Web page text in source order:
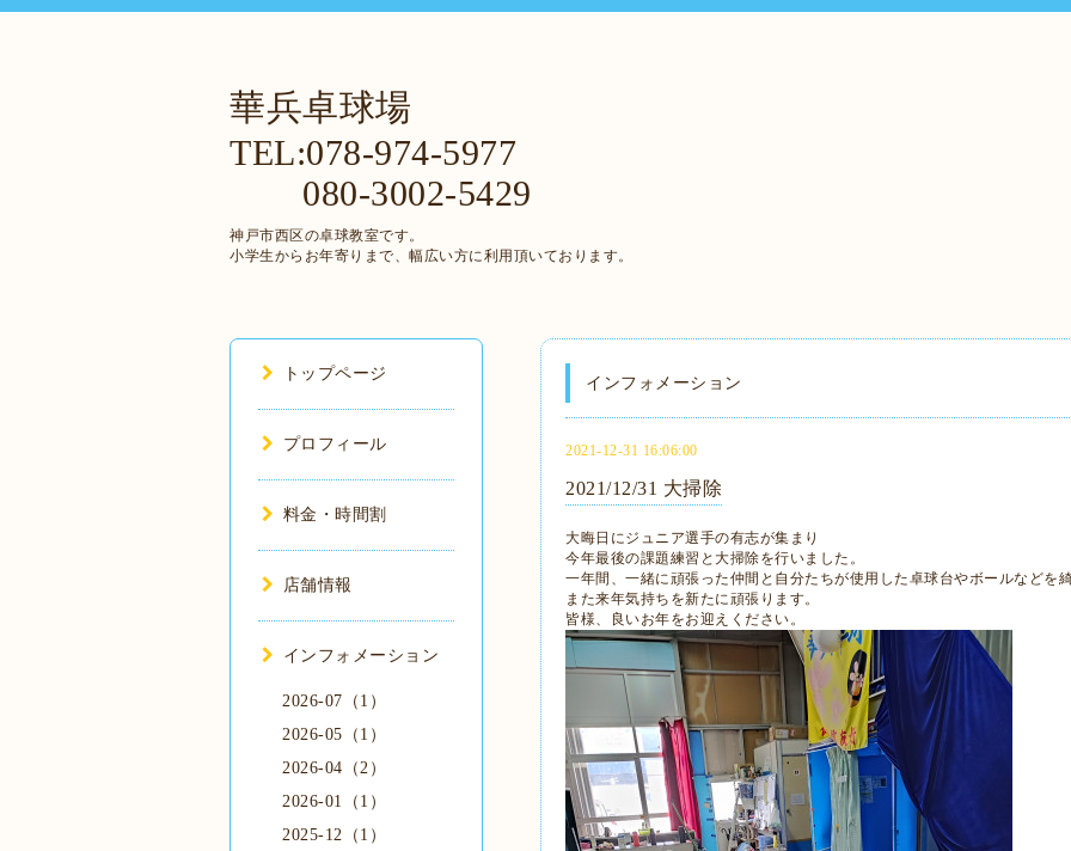
華兵卓球場
TEL:078-974-5977
080-3002-5429
神戸市西区の卓球教室です。
小学生からお年寄りまで、幅広い方に利用頂いております。
インフォメーション
2021-12-31 16:06:00
2021/12/31 大掃除
大晦日にジュニア選手の有志が集まり
今年最後の課題練習と大掃除を行いました。
一年間、一緒に頑張った仲間と自分たちが使用した卓球台やボールなどを
また来年気持ちを新たに頑張ります。
皆様、良いお年をお迎えください。
トップページ
プロフィール
料金・時間割
店舗情報
インフォメーション
2026-07（1）
2026-05（1）
2026-04（2）
2026-01（1）
2025-12（1）